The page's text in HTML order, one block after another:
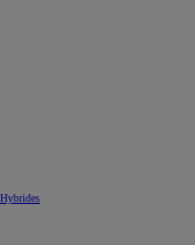
Hybrides